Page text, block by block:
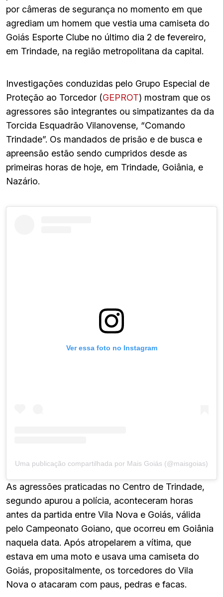
por câmeras de segurança no momento em que
agrediam um homem que vestia uma camiseta do
Goiás Esporte Clube no último dia 2 de fevereiro,
em Trindade, na região metropolitana da capital.
Investigações conduzidas pelo Grupo Especial de
Proteção ao Torcedor (GEPROT) mostram que os
agressores são integrantes ou simpatizantes da da
Torcida Esquadrão Vilanovense, “Comando
Trindade”. Os mandados de prisão e de busca e
apreensão estão sendo cumpridos desde as
primeiras horas de hoje, em Trindade, Goiânia, e
Nazário.
Ver essa foto no Instagram
Uma publicação compartilhada por Mais Goiás (@maisgoias)
As agressões praticadas no Centro de Trindade,
segundo apurou a polícia, aconteceram horas
antes da partida entre Vila Nova e Goiás, válida
pelo Campeonato Goiano, que ocorreu em Goiânia
naquela data. Após atropelarem a vítima, que
estava em uma moto e usava uma camiseta do
Goiás, propositalmente, os torcedores do Vila
Nova o atacaram com paus, pedras e facas.